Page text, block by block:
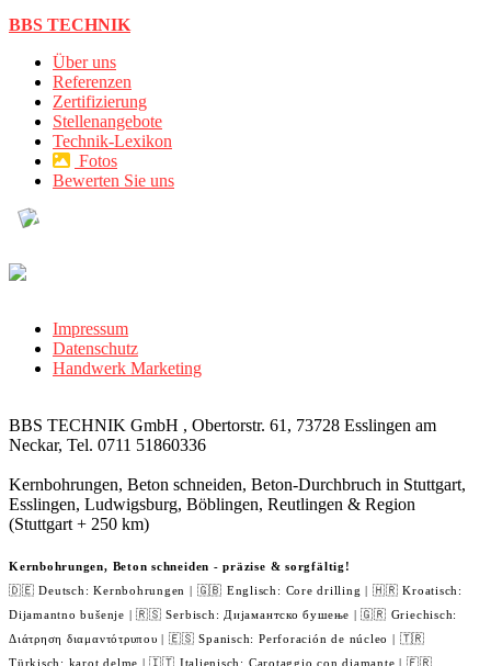
BBS TECHNIK
Über uns
Referenzen
Zertifizierung
Stellenangebote
Technik-Lexikon
Fotos
Bewerten Sie uns
Impressum
Datenschutz
Handwerk Marketing
BBS TECHNIK GmbH , Obertorstr. 61, 73728 Esslingen am
Neckar, Tel. 0711 51860336
Kernbohrungen, Beton schneiden, Beton-Durchbruch in Stuttgart,
Esslingen, Ludwigsburg, Böblingen, Reutlingen & Region
(Stuttgart + 250 km)
Kernbohrungen, Beton schneiden - präzise & sorgfältig!
🇩🇪 Deutsch: Kernbohrungen | 🇬🇧 Englisch: Core drilling | 🇭🇷 Kroatisch:
Dijamantno bušenje | 🇷🇸 Serbisch: Дијамантско бушење | 🇬🇷 Griechisch:
Διάτρηση διαμαντότρυπου | 🇪🇸 Spanisch: Perforación de núcleo | 🇹🇷
Türkisch: karot delme | 🇮🇹 Italienisch: Carotaggio con diamante | 🇫🇷